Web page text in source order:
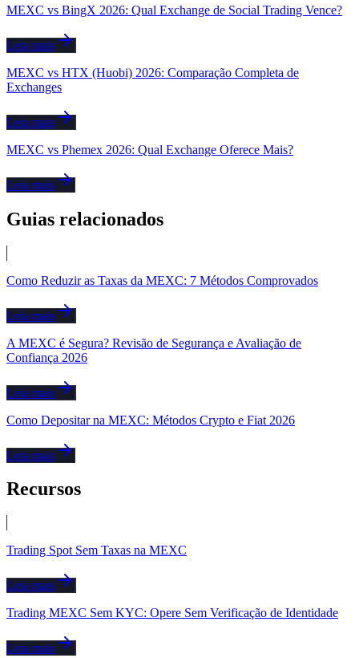
MEXC vs BingX 2026: Qual Exchange de Social Trading Vence?
Leia mais
MEXC vs HTX (Huobi) 2026: Comparação Completa de
Exchanges
Leia mais
MEXC vs Phemex 2026: Qual Exchange Oferece Mais?
Leia mais
Guias relacionados
Como Reduzir as Taxas da MEXC: 7 Métodos Comprovados
Leia mais
A MEXC é Segura? Revisão de Segurança e Avaliação de
Confiança 2026
Leia mais
Como Depositar na MEXC: Métodos Crypto e Fiat 2026
Leia mais
Recursos
Trading Spot Sem Taxas na MEXC
Leia mais
Trading MEXC Sem KYC: Opere Sem Verificação de Identidade
Leia mais